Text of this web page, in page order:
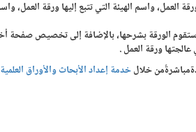
واسم الهيئة التي تتبع إليها ورقة العمل،
الورقة بشرحها، بالإضافة إلى تخصيص
عالجتها ورقة العمل .
خلالخدمة إعداد الأبحاث والأوراق العلمية